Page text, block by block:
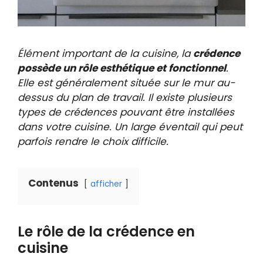
Élément important de la cuisine, lacrédence
possède un rôle esthétique et fonctionnel.
Elle est généralement située sur le mur au-
dessus du plan de travail. Il existe plusieurs
types de crédences pouvant être installées
dans votre cuisine. Un large éventail qui peut
parfois rendre le choix difficile.
Contenus afficher
Le rôle de la crédence en
cuisine